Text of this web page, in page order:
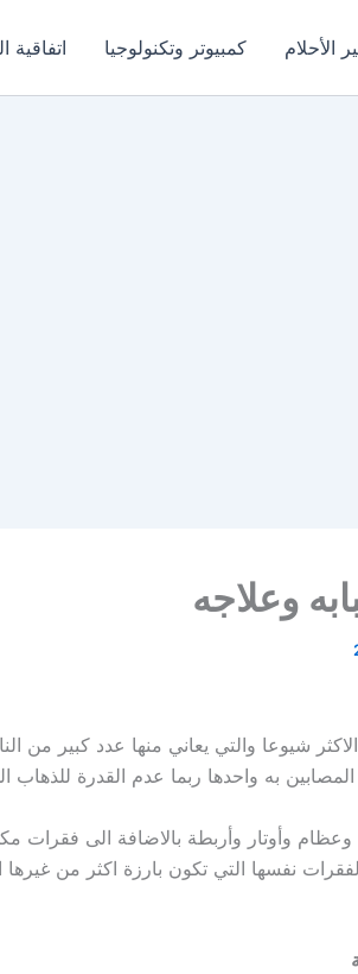
الأحلام كمبيوتر وتكنولوجيا اتفاقية
وعلاجه
شيوعا والتي يعاني منها عدد كبير من
به واحدها ربما عدم القدرة للذهاب
وأوتار وأربطة بالاضافة الى فقرات
نفسها التي تكون بارزة اكثر من